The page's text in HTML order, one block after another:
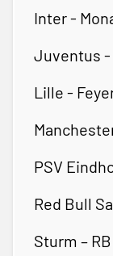
Inter -
Juventus
Lille -
PSV
Red Bull
Sturm –